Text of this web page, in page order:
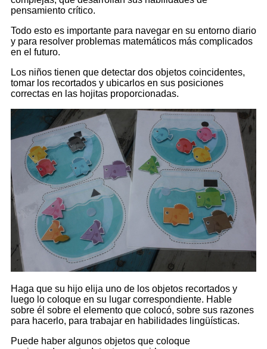
pensamiento crítico.
Todo esto es importante para navegar en su entorno diario
y para resolver problemas matemáticos más complicados
en el futuro.
Los niños tienen que detectar dos objetos coincidentes,
tomar los recortados y ubicarlos en sus posiciones
correctas en las hojitas proporcionadas.
Haga que su hijo elija uno de los objetos recortados y
luego lo coloque en su lugar correspondiente. Hable
sobre él sobre el elemento que colocó, sobre sus razones
para hacerlo, para trabajar en habilidades lingüísticas.
Puede haber algunos objetos que coloque